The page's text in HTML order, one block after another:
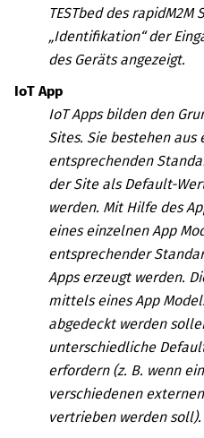
TESTbed desrapidM2M
„Identifikation“ der
des Geräts angezeigt.
IoT App
IoT Apps bilden den
Sites. Sie bestehen aus
entsprechenden
der Site als Default-
werden. Mit Hilfe des
eines einzelnen App
entsprechender
Apps erzeugt werden.
mittels eines App
abgedeckt werden
unterschiedliche
erfordern (z. B. wenn
verschiedenen
vertrieben werden soll).